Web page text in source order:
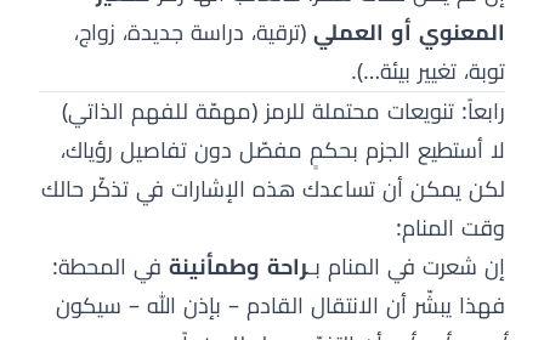
المعنوي أو العملي(ترقية، دراسة جديدة، زواج،
توبة، تغيير بيئة…).
رابعاً: تنويعات محتملة للرمز (مهمّة للفهم الذاتي)
لا أستطيع الجزم بحكمٍ مفصّل دون تفاصيل رؤياك،
لكن يمكن أن تساعدك هذه الإشارات في تذكّر حالك
وقت المنام:
إن شعرت في المنام بـراحة وطمأنينة في المحطة:
فهذا يبشّر أن الانتقال القادم – بإذن الله – سيكون